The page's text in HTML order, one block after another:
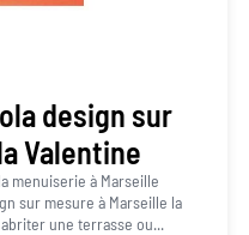
design sur
Valentine
menuiserie à Marseille
sur mesure à Marseille la
une terrasse ou...